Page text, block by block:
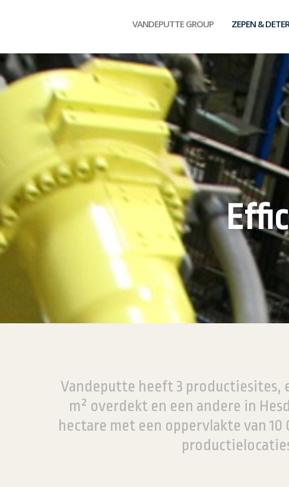
VANDEPUTTE GROUP ZEPEN &
Vandeputte heeft 3 productiesites,
m² overdekt en een andere in
hectare met een oppervlakte van